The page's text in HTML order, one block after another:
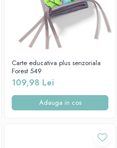
Carte educativa plus senzoriala
Forest 549
109,98 Lei
Adauga in cos